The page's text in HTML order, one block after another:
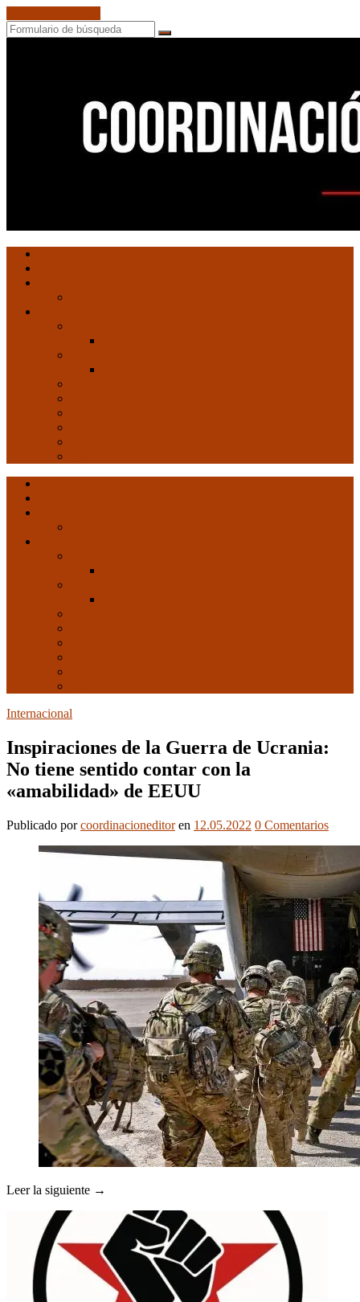
Buscar
Núcleos
Comunistas
Internacional
Inspiraciones de la Guerra de Ucrania:
No tiene sentido contar con la
«amabilidad» de EEUU
Publicado porcoordinacioneditor en 12.05.2022 0 Comentarios
Leer la siguiente →